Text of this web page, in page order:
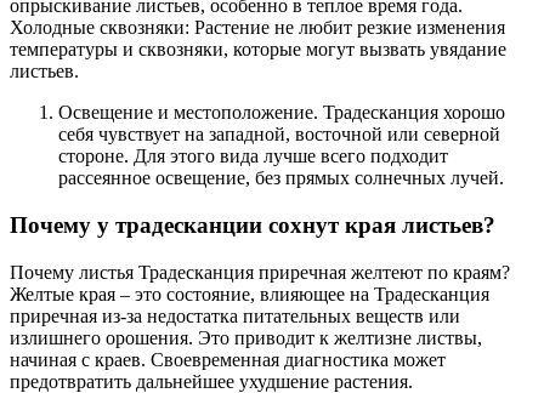
опрыскивание листьев, особенно в теплое время года.
Холодные сквозняки: Растение не любит резкие изменения
температуры и сквозняки, которые могут вызвать увядание
листьев.
Освещение и местоположение. Традесканция хорошо
себя чувствует на западной, восточной или северной
стороне. Для этого вида лучше всего подходит
рассеянное освещение, без прямых солнечных лучей.
Почему у традесканции сохнут края листьев?
Почему листья Традесканция приречная желтеют по краям?
Желтые края – это состояние, влияющее на Традесканция
приречная из-за недостатка питательных веществ или
излишнего орошения. Это приводит к желтизне листвы,
начиная с краев. Своевременная диагностика может
предотвратить дальнейшее ухудшение растения.